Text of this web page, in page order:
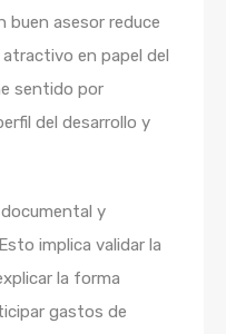
buen asesor reduce
en papel del
sentido por
del desarrollo y
y
implica validar la
la forma
gastos de